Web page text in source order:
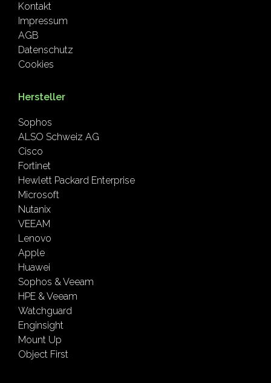
Kontakt
Impressum
AGB
Datenschutz
Cookies
Hersteller
Sophos
ALSO Schweiz AG
Cisco
Fortinet
Hewlett Packard Enterprise
Microsoft
Nutanix
VEEAM
Lenovo
Apple
Huawei
Sophos & Veeam
HPE & Veeam
Watchguard
Enginsight
Mount Up
Object First